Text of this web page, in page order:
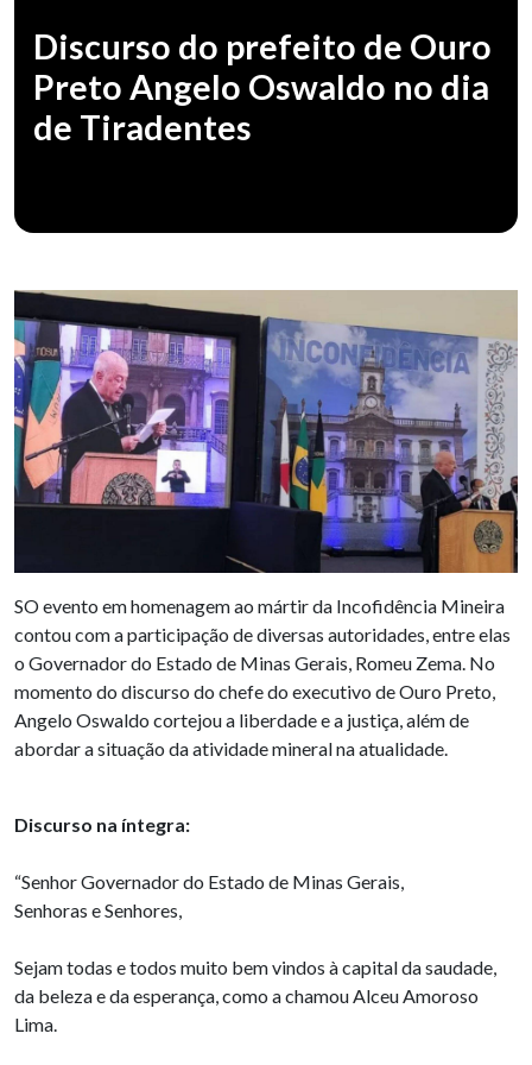
Discurso do prefeito de Ouro
Preto Angelo Oswaldo no dia
de Tiradentes
SO evento em homenagem ao mártir da Incofidência Mineira
contou com a participação de diversas autoridades, entre elas
o Governador do Estado de Minas Gerais, Romeu Zema. No
momento do discurso do chefe do executivo de Ouro Preto,
Angelo Oswaldo cortejou a liberdade e a justiça, além de
abordar a situação da atividade mineral na atualidade.
Discurso na íntegra:
“Senhor Governador do Estado de Minas Gerais,
Senhoras e Senhores,
Sejam todas e todos muito bem vindos à capital da saudade,
da beleza e da esperança, como a chamou Alceu Amoroso
Lima.